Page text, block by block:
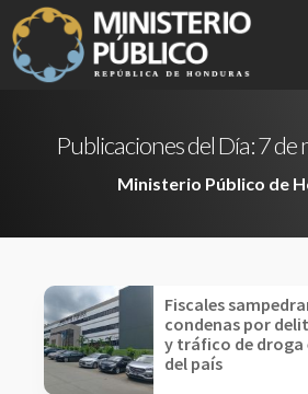
Publicaciones del Día:7 de
Ministerio Público de
Fiscales
condenas por
y tráfico de droga
del país